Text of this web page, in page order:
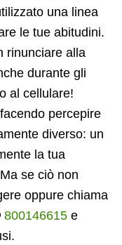
una linea
le tue abitudini.
rinunciare alla
durante gli
al cellulare!
facendo percepire
diverso: un
la tua
se ciò non
oppure chiama
800146615 e